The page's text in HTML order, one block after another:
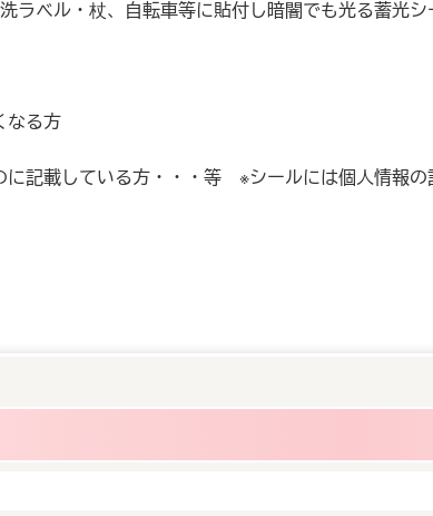
ラベル・杖、自転車等に貼付し暗闇でも光る蓄光
なる方
記載している方・・・等 ※シールには個人情報の